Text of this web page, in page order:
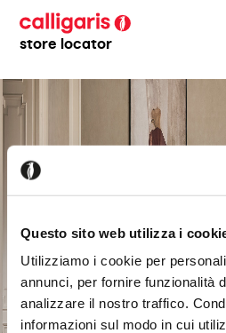
Questo sito web utilizza i
Utilizziamo i cookie per
annunci, per fornire funzionalità
analizzare il nostro traffico.
informazioni sul modo in cui
store locator